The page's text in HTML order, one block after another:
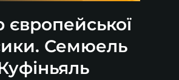
європейської
Семюель